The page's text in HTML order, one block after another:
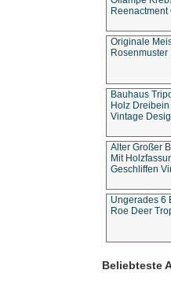
Reenactment
Originale
Rosenmuster
Bauhaus
Holz
Vintage
Alter Großer
Mit
Geschliffen
Ungerades 6
Roe Deer
Beliebteste